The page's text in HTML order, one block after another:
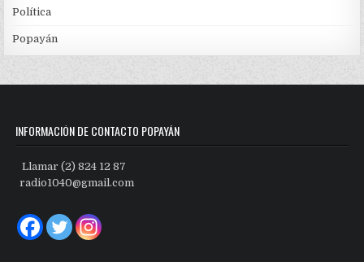
Política
Popayán
INFORMACIÓN DE CONTACTO POPAYÁN
Llamar (2) 824 12 87
radio1040@gmail.com